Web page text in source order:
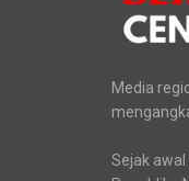
Media
Sejak